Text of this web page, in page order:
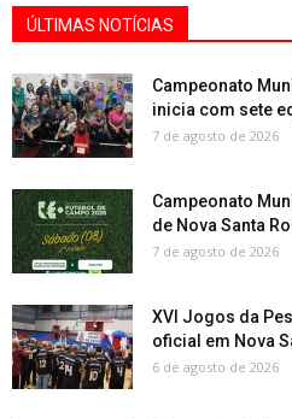
ÚLTIMAS NOTÍCIAS
Campeonato
inicia com sete
7 de agosto de 2026
Campeonato
de Nova Santa
7 de agosto de 2026
XVI Jogos da
oficial em Nova
6 de agosto de 2026